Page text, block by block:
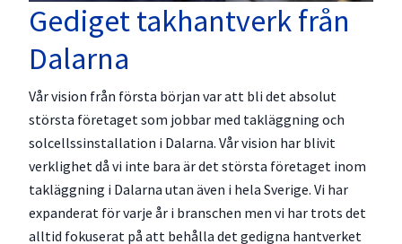
Gediget takhantverk från
Dalarna
Vår vision från första början var att bli det absolut
största företaget som jobbar med takläggning och
solcellssinstallation i Dalarna. Vår vision har blivit
verklighet då vi inte bara är det största företaget inom
takläggning i Dalarna utan även i hela Sverige. Vi har
expanderat för varje år i branschen men vi har trots det
alltid fokuserat på att behålla det gedigna hantverket